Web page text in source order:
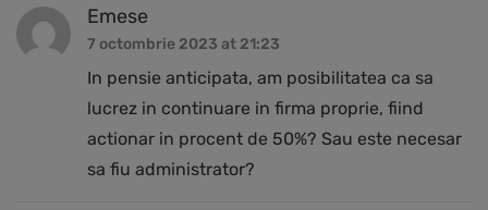
Emese
7 octombrie 2023 at 21:23
In pensie anticipata, am posibilitatea ca sa
lucrez in continuare in firma proprie, fiind
actionar in procent de 50%? Sau este necesar
sa fiu administrator?